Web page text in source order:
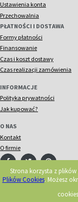
Strona korzysta z
Plików Cookies. Możesz
Ustawienia konta
Przechowalnia
PŁATNOŚCI I DOSTAWA
Formy płatności
Finansowanie
Czas i koszt dostawy
Czas realizacji zamówienia
INFORMACJE
Polityka prywatności
Jak kupować?
O NAS
Kontakt
O firmie
© 2018 Acorn. Wszelkie prawa